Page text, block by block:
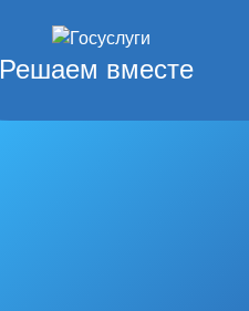
Решаем вместе